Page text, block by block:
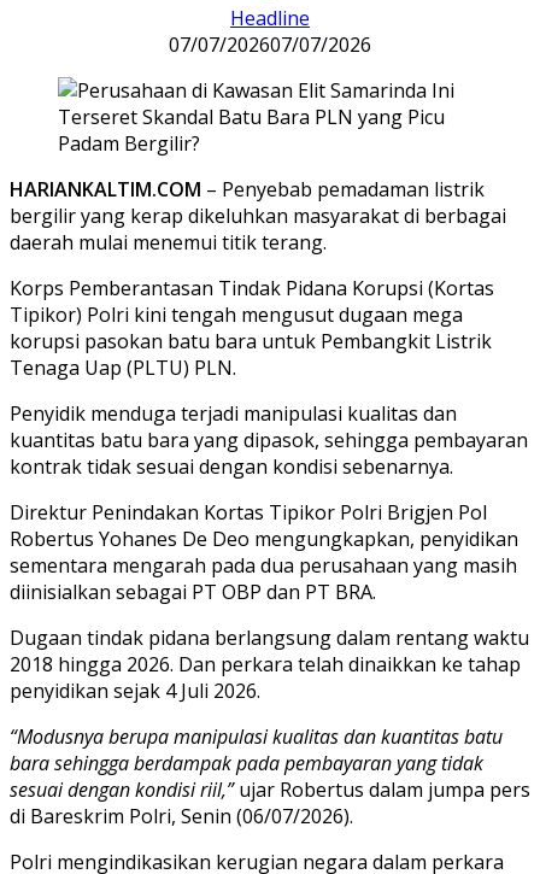
Headline
07/07/202607/07/2026
HARIANKALTIM.COM – Penyebab pemadaman listrik
bergilir yang kerap dikeluhkan masyarakat di berbagai
daerah mulai menemui titik terang.
Korps Pemberantasan Tindak Pidana Korupsi (Kortas
Tipikor) Polri kini tengah mengusut dugaan mega
korupsi pasokan batu bara untuk Pembangkit Listrik
Tenaga Uap (PLTU) PLN.
Penyidik menduga terjadi manipulasi kualitas dan
kuantitas batu bara yang dipasok, sehingga pembayaran
kontrak tidak sesuai dengan kondisi sebenarnya.
Direktur Penindakan Kortas Tipikor Polri Brigjen Pol
Robertus Yohanes De Deo mengungkapkan, penyidikan
sementara mengarah pada dua perusahaan yang masih
diinisialkan sebagai PT OBP dan PT BRA.
Dugaan tindak pidana berlangsung dalam rentang waktu
2018 hingga 2026. Dan perkara telah dinaikkan ke tahap
penyidikan sejak 4 Juli 2026.
“Modusnya berupa manipulasi kualitas dan kuantitas batu
bara sehingga berdampak pada pembayaran yang tidak
sesuai dengan kondisi riil,”ujar Robertus dalam jumpa pers
di Bareskrim Polri, Senin (06/07/2026).
Polri mengindikasikan kerugian negara dalam perkara